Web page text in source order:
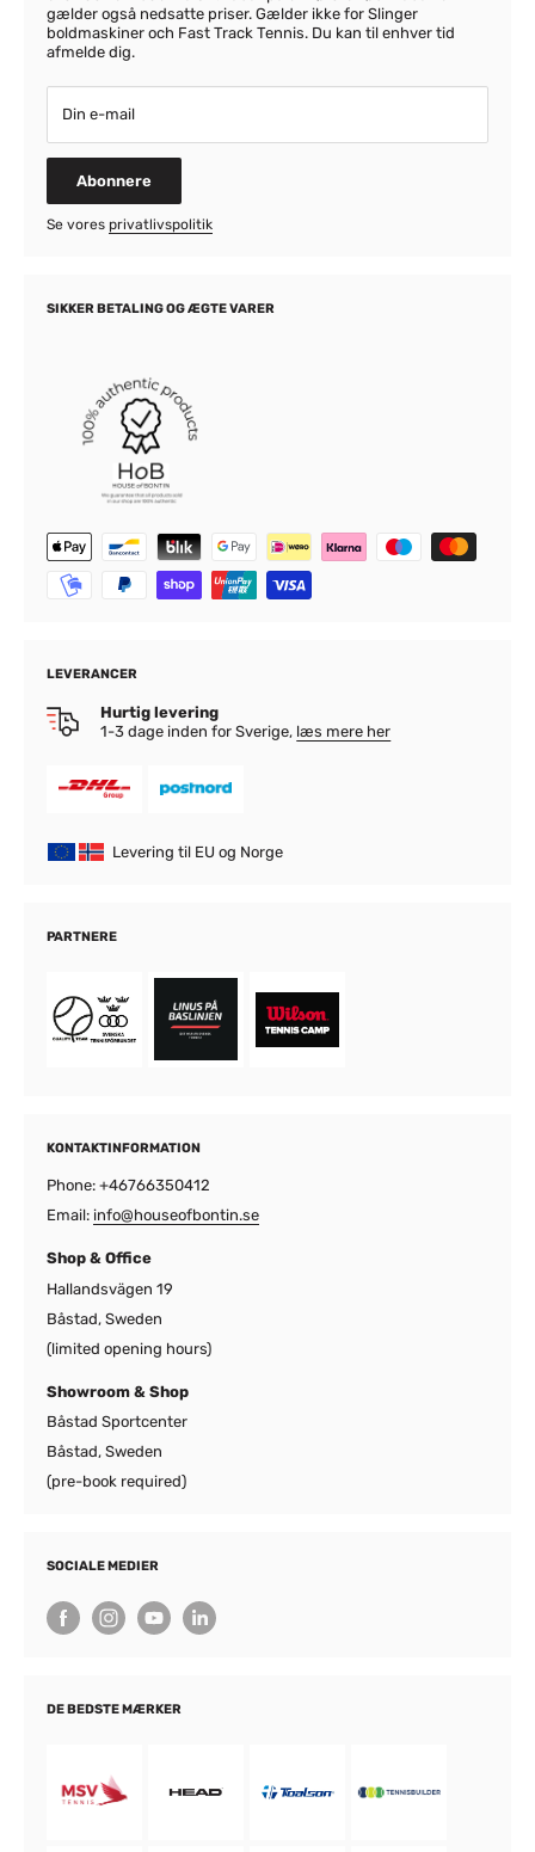
gælder også nedsatte priser. Gælder ikke for Slinger
boldmaskiner och Fast Track Tennis. Du kan til enhver tid
afmelde dig.
Din e-mail
Abonnere
Se vores privatlivspolitik
SIKKER BETALING OG ÆGTE VARER
LEVERANCER
Hurtig levering
1-3 dage inden for Sverige, læs mere her
Levering til EU og Norge
PARTNERE
KONTAKTINFORMATION
Phone: +46766350412
Email: info@houseofbontin.se
Shop & Office
Hallandsvägen 19
Båstad, Sweden
(limited opening hours)
Showroom & Shop
Båstad Sportcenter
Båstad, Sweden
(pre-book required)
SOCIALE MEDIER
DE BEDSTE MÆRKER